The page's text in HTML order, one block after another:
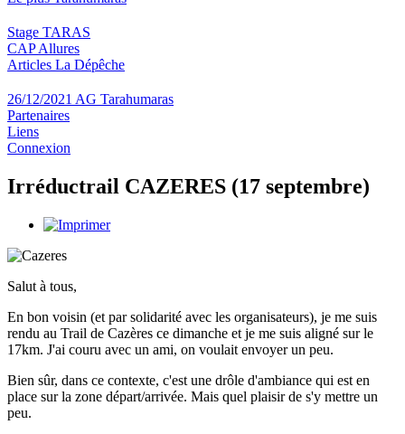
Stage TARAS
CAP Allures
Articles La Dépêche
26/12/2021 AG Tarahumaras
Partenaires
Liens
Connexion
Irréductrail CAZERES (17 septembre)
Salut à tous,
En bon voisin (et par solidarité avec les organisateurs), je me suis
rendu au Trail de Cazères ce dimanche et je me suis aligné sur le
17km. J'ai couru avec un ami, on voulait envoyer un peu.
Bien sûr, dans ce contexte, c'est une drôle d'ambiance qui est en
place sur la zone départ/arrivée. Mais quel plaisir de s'y mettre un
peu.